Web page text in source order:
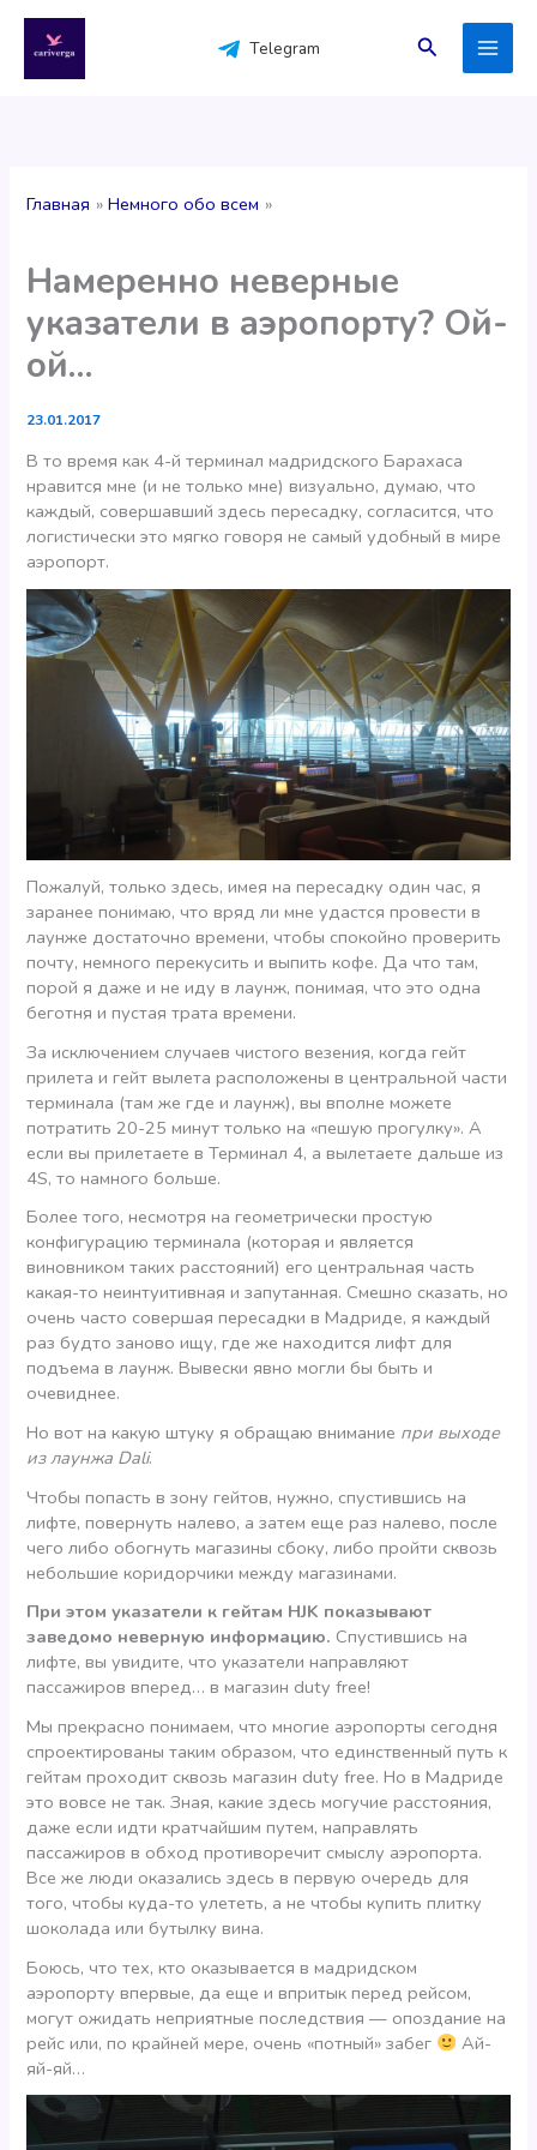
содержимому
Telegram Поиск
Главная Немного обо всем
Намеренно неверные
указатели в аэропорту? Ой-
ой…
23.01.2017
В то время как 4-й терминал мадридского Барахаса
нравится мне (и не только мне) визуально, думаю, что
каждый, совершавший здесь пересадку, согласится, что
логистически это мягко говоря не самый удобный в мире
аэропорт.
Пожалуй, только здесь, имея на пересадку один час, я
заранее понимаю, что вряд ли мне удастся провести в
лаунже достаточно времени, чтобы спокойно проверить
почту, немного перекусить и выпить кофе. Да что там,
порой я даже и не иду в лаунж, понимая, что это одна
беготня и пустая трата времени.
За исключением случаев чистого везения, когда гейт
прилета и гейт вылета расположены в центральной части
терминала (там же где и лаунж), вы вполне можете
потратить 20-25 минут только на «пешую прогулку». А
если вы прилетаете в Терминал 4, а вылетаете дальше из
4S, то намного больше.
Более того, несмотря на геометрически простую
конфигурацию терминала (которая и является
виновником таких расстояний) его центральная часть
какая-то неинтуитивная и запутанная. Смешно сказать, но
очень часто совершая пересадки в Мадриде, я каждый
раз будто заново ищу, где же находится лифт для
подъема в лаунж. Вывески явно могли бы быть и
очевиднее.
Но вот на какую штуку я обращаю внимание при выходе
из лаунжа Dali.
Чтобы попасть в зону гейтов, нужно, спустившись на
лифте, повернуть налево, а затем еще раз налево, после
чего либо обогнуть магазины сбоку, либо пройти сквозь
небольшие коридорчики между магазинами.
При этом указатели к гейтам HJK показывают
заведомо неверную информацию. Спустившись на
лифте, вы увидите, что указатели направляют
пассажиров вперед… в магазин duty free!
Мы прекрасно понимаем, что многие аэропорты сегодня
спроектированы таким образом, что единственный путь к
гейтам проходит сквозь магазин duty free. Но в Мадриде
это вовсе не так. Зная, какие здесь могучие расстояния,
даже если идти кратчайшим путем, направлять
пассажиров в обход противоречит смыслу аэропорта.
Все же люди оказались здесь в первую очередь для
того, чтобы куда-то улететь, а не чтобы купить плитку
шоколада или бутылку вина.
Боюсь, что тех, кто оказывается в мадридском
аэропорту впервые, да еще и впритык перед рейсом,
могут ожидать неприятные последствия — опоздание на
рейс или, по крайней мере, очень «потный» забег
Ай-
яй-яй…